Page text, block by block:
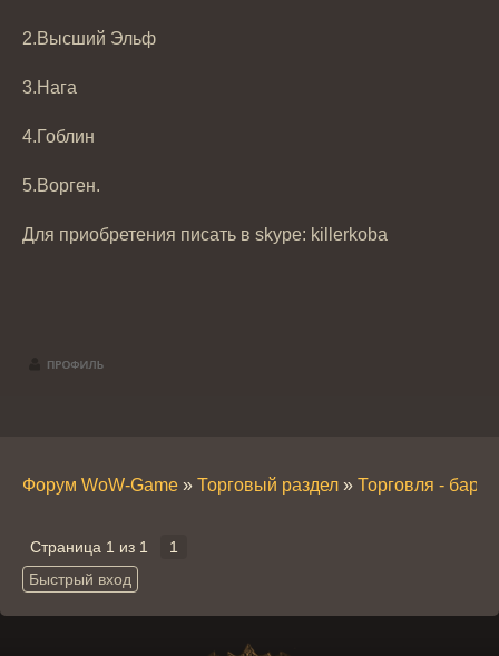
2.Высший Эльф
3.Нага
4.Гоблин
5.Ворген.
Для приобретения писать в skype: killerkoba
Форум WoW-Game » Торговый раздел » Торговля -
Страница 1 из 1 1